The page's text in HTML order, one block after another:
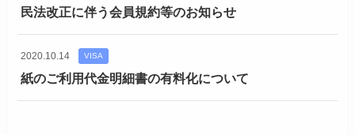
民法改正に伴う会員規約等のお知らせ
2020.10.14 VISA
紙のご利用代金明細書の有料化について